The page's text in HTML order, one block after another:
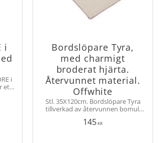
i
i
ett
Bordslöpare Tyra,
med charmigt
broderat hjärta.
Återvunnet material.
Offwhite
Stl. 35X120cm. Bordslöpare Tyra
tillverkad av återvunnen bomull
broderat hjärta i ena hörnet.
145KR